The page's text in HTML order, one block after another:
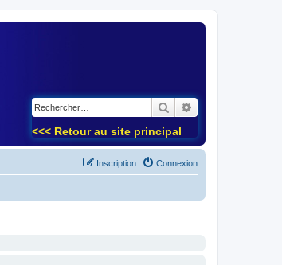
Rechercher
<<< Retour au site principal
Connexion
Inscription